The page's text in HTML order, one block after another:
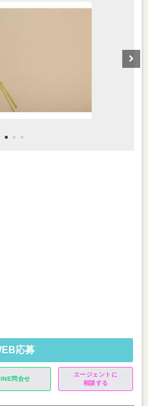
応募
問合せ
エージェントに
相談する